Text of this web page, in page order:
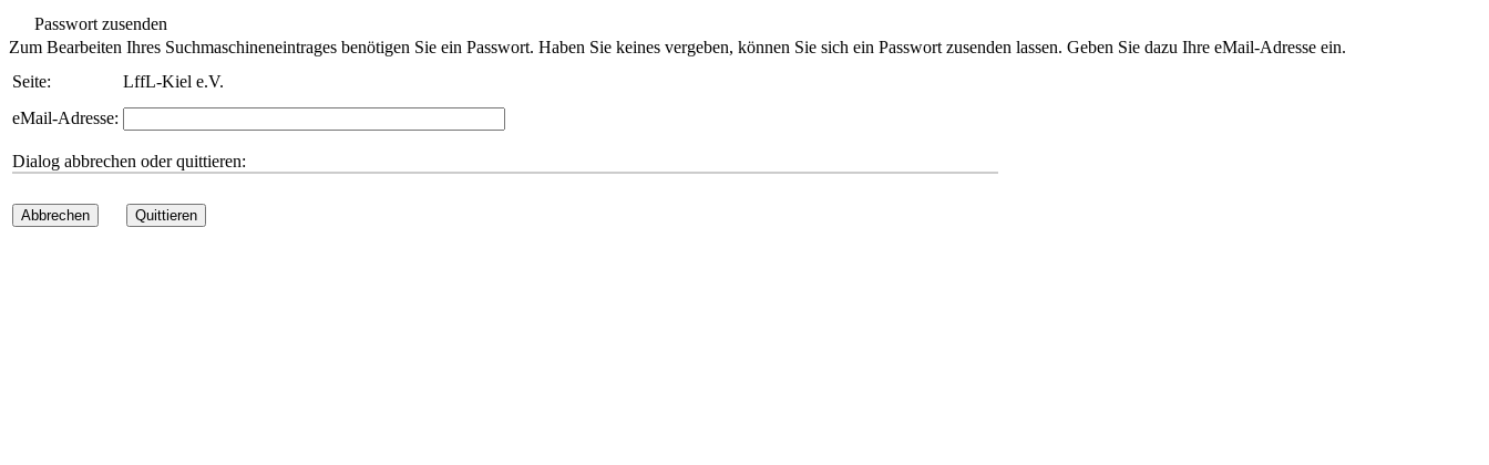
Passwort zusenden
Zum Bearbeiten Ihres Suchmaschineneintrages benötigen Sie ein Passwort. Haben Sie keines vergeben, können Sie sich ein Passwort zusenden lassen. Geben Sie dazu Ihre eMail-Adresse ein.
Seite:
LffL-Kiel e.V.
eMail-Adresse:
Dialog abbrechen oder quittieren:
Abbrechen Quittieren